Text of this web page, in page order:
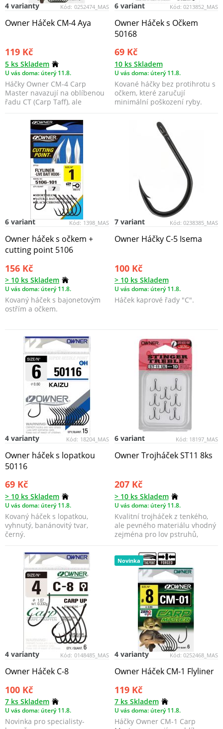
Kód: 0252474_MAS
4 varianty
Owner Háček CM-4 Aya
119 Kč
5 ks Skladem
U vás doma: úterý 11.8.
Háčky Owner CM-4 Carp
Master navazují na oblíbenou
řadu CT (Carp Taff), ale
Kód: 0213852_MAS
6 variant
Owner Háček s Očkem
50168
69 Kč
10 ks Skladem
U vás doma: úterý 11.8.
Kované háčky bez protihrotu s
očkem, které zaručují
minimální poškození ryby.
Kód: 1398_MAS
6 variant
Owner háček s očkem +
cutting point 5106
156 Kč
> 10 ks Skladem
U vás doma: úterý 11.8.
Kovaný háček s bajonetovým
ostřím a očkem.
Kód: 0238385_MAS
7 variant
Owner Háčky C-5 Isema
100 Kč
> 10 ks Skladem
U vás doma: úterý 11.8.
Háček kaprové řady "C".
Kód: 18204_MAS
4 varianty
Owner háček s lopatkou
50116
69 Kč
> 10 ks Skladem
U vás doma: úterý 11.8.
Kovaný háček s lopatkou,
vyhnutý, banánovitý tvar,
černý.
Kód: 18197_MAS
6 variant
Owner Trojháček ST11 8ks
207 Kč
> 10 ks Skladem
U vás doma: úterý 11.8.
Kvalitní trojháček z tenkého,
ale pevného materiálu vhodný
zejména pro lov pstruhů,
Kód: 0148485_MAS
4 varianty
Owner Háček C-8
100 Kč
7 ks Skladem
U vás doma: úterý 11.8.
Novinka pro specialisty-
Novinka
Kód: 0252468_MAS
4 varianty
Owner Háček CM-1 Flyliner
119 Kč
7 ks Skladem
U vás doma: úterý 11.8.
Háčky Owner CM-1 Carp